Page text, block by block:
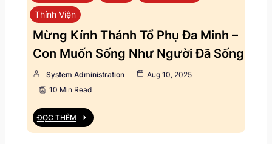
Thỉnh Viện
Mừng Kính Thánh Tổ Phụ Đa Minh –
Con Muốn Sống Như Người Đã Sống
System Administration
Aug 10, 2025
10 Min Read
ĐỌC THÊM